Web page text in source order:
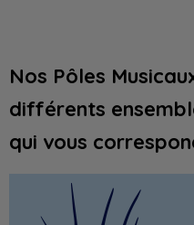
Nos Pôles
différents
qui vous